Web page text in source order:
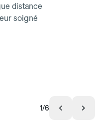
distance
soigné
1/6